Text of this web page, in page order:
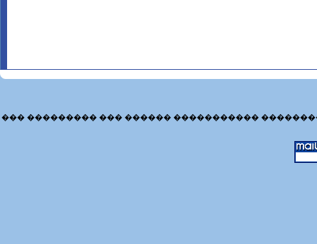
��� ��������� ��� ������ �����������